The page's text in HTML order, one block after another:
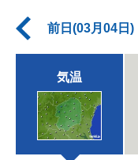
前日(03月04日)
気温